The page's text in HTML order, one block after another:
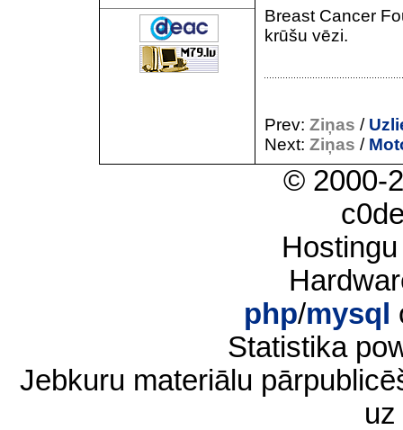
Breast Cancer
krūšu vēzi.
Prev: Ziņas /
Next: Ziņas /
© 2000-
php/mysql
Statistika
Jebkuru materiālu